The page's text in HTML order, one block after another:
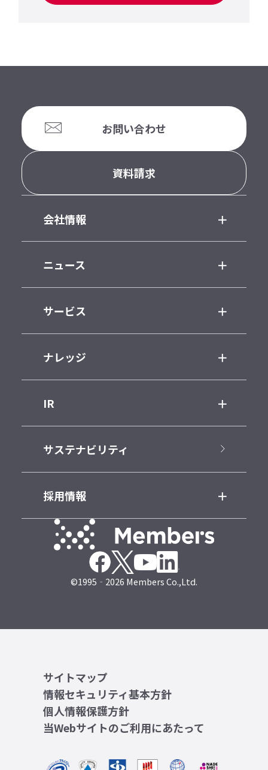
お問い合わせ
資料請求
会社情報
ニュース
サービス
ナレッジ
IR
サステナビリティ
採用情報
©1995‐2026 Members Co.,Ltd.
サイトマップ
情報セキュリティ基本方針
個人情報保護方針
当Webサイトのご利用にあたって